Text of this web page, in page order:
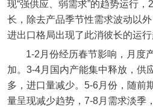
现“强供应、弱需求”的趋势运行
长，除去产品季节性需求波动以
进出口格局出现了此消彼长的运行
1-2月份经历春节影响，月度
加。3-4月国内产能集中释放，供
多，进口量减少。5-6月份，随前
量呈现减少趋势，7-8月需求淡季